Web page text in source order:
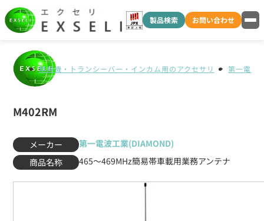
製品検索 お問い合わせ
無線機・トランシーバー・インカム用のアクセサリ 第一電波
M402RM
メーカー
第一電波工業(DIAMOND)
商品名称
465〜469MHz簡易帯車載用業務アンテナ